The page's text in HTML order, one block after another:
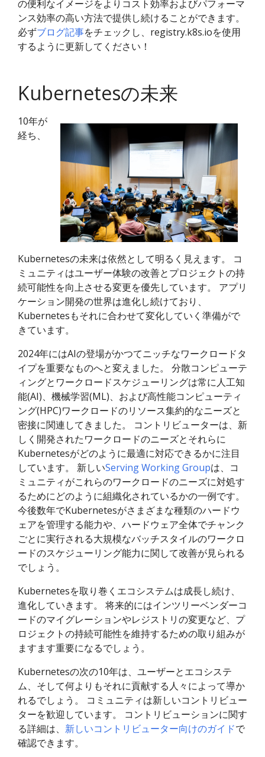
の便利なイメージをよりコスト効率およびパフォーマ
ンス効率の高い方法で提供し続けることができます。
必ずブログ記事をチェックし、registry.k8s.ioを使用
するように更新してください！
Kubernetesの未来
10年が
経ち、
Kubernetesの未来は依然として明るく見えます。 コ
ミュニティはユーザー体験の改善とプロジェクトの持
続可能性を向上させる変更を優先しています。 アプリ
ケーション開発の世界は進化し続けており、
Kubernetesもそれに合わせて変化していく準備がで
きています。
2024年にはAIの登場がかつてニッチなワークロードタ
イプを重要なものへと変えました。 分散コンピューテ
ィングとワークロードスケジューリングは常に人工知
能(AI)、機械学習(ML)、および高性能コンピューティ
ング(HPC)ワークロードのリソース集約的なニーズと
密接に関連してきました。 コントリビューターは、新
しく開発されたワークロードのニーズとそれらに
Kubernetesがどのように最適に対応できるかに注目
しています。 新しいServing Working Groupは、コ
ミュニティがこれらのワークロードのニーズに対処す
るためにどのように組織化されているかの一例です。
今後数年でKubernetesがさまざまな種類のハードウ
ェアを管理する能力や、ハードウェア全体でチャンク
ごとに実行される大規模なバッチスタイルのワークロ
ードのスケジューリング能力に関して改善が見られる
でしょう。
Kubernetesを取り巻くエコシステムは成長し続け、
進化していきます。 将来的にはインツリーベンダーコ
ードのマイグレーションやレジストリの変更など、プ
ロジェクトの持続可能性を維持するための取り組みが
ますます重要になるでしょう。
Kubernetesの次の10年は、ユーザーとエコシステ
ム、そして何よりもそれに貢献する人々によって導か
れるでしょう。 コミュニティは新しいコントリビュー
ターを歓迎しています。 コントリビューションに関す
る詳細は、 新しいコントリビューター向けのガイドで
確認できます。